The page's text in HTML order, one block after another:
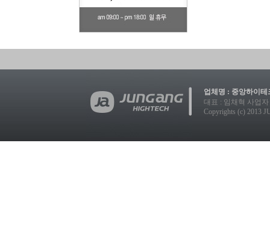
업체명 : 중앙하이테
대표 : 임채혁 사업자
Copyrights (c) 2013